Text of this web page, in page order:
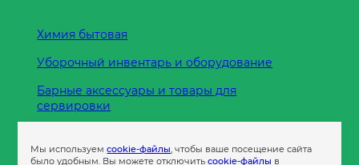
Химия бытовая
Уборочный инвентарь и оборудование
Барные аксессуары и товары для
сервировки
Пленка
Мы используемcookie-файлы, чтобы ваше посещение сайта
было удобным. Вы можете отключитьcookie-файлы в